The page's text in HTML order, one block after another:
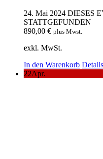
24. Mai 2024 DIESES
STATTGEFUNDEN
890,00 € plus Mwst.
exkl. MwSt.
In den Warenkorb Details
22Apr.